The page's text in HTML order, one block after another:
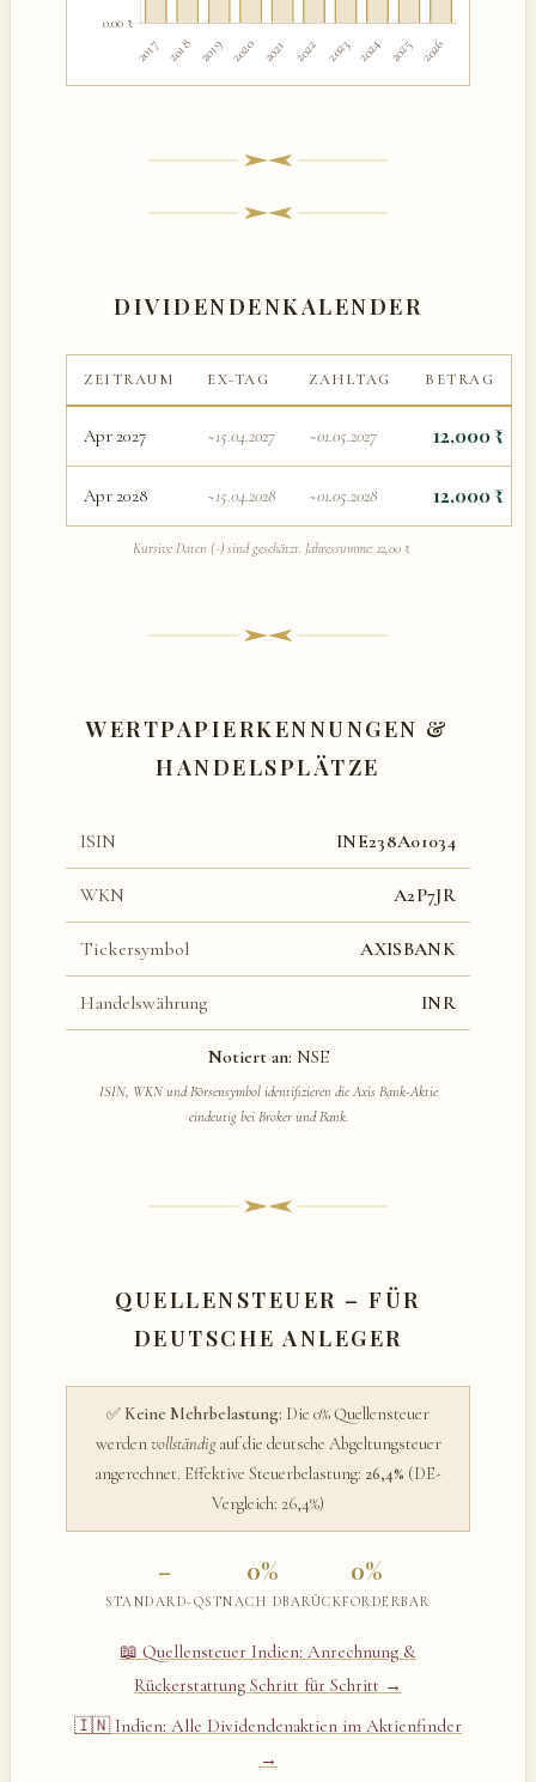
DIVIDENDENKALENDER
ZEITRAUM EX-TAG ZAHLTAG BETRAG
Apr 2027 ~15.04.2027 ~01.05.2027 12,000 ₹
Apr 2028 ~15.04.2028 ~01.05.2028 12,000 ₹
Kursive Daten (~) sind geschätzt. Jahressumme: 12,00 ₹
WERTPAPIERKENNUNGEN &
HANDELSPLÄTZE
ISIN INE238A01034
WKN A2P7JR
Tickersymbol AXISBANK
Handelswährung INR
Notiert an: NSE
ISIN, WKN und Börsensymbol identifizieren die Axis Bank-Aktie
eindeutig bei Broker und Bank.
QUELLENSTEUER – FÜR
DEUTSCHE ANLEGER
✅ Keine Mehrbelastung: Die 0% Quellensteuer
werdenvollständigauf die deutsche Abgeltungsteuer
angerechnet. Effektive Steuerbelastung: 26,4% (DE-
Vergleich: 26,4%)
–
STANDARD-QST
0%
NACH DBA
0%
RÜCKFORDERBAR
📖 Quellensteuer Indien: Anrechnung &
Rückerstattung Schritt für Schritt →
🇮🇳 Indien: Alle Dividendenaktien im Aktienfinder
→